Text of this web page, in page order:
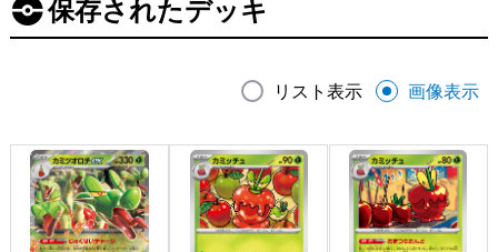
保存されたデッキ
リスト表示 画像表示